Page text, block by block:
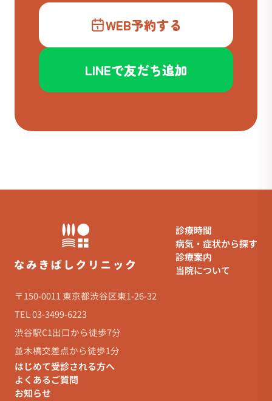
WEB予約する
LINEで友だち追加
〒150-0011 東京都渋谷区東1-26-32
TEL 03-3499-6223
渋谷駅C1出口から徒歩7分
並木橋交差点から徒歩1分
診療時間
病気・症状から探す
診療案内
当院について
はじめて受診される方へ
よくあるご質問
お知らせ